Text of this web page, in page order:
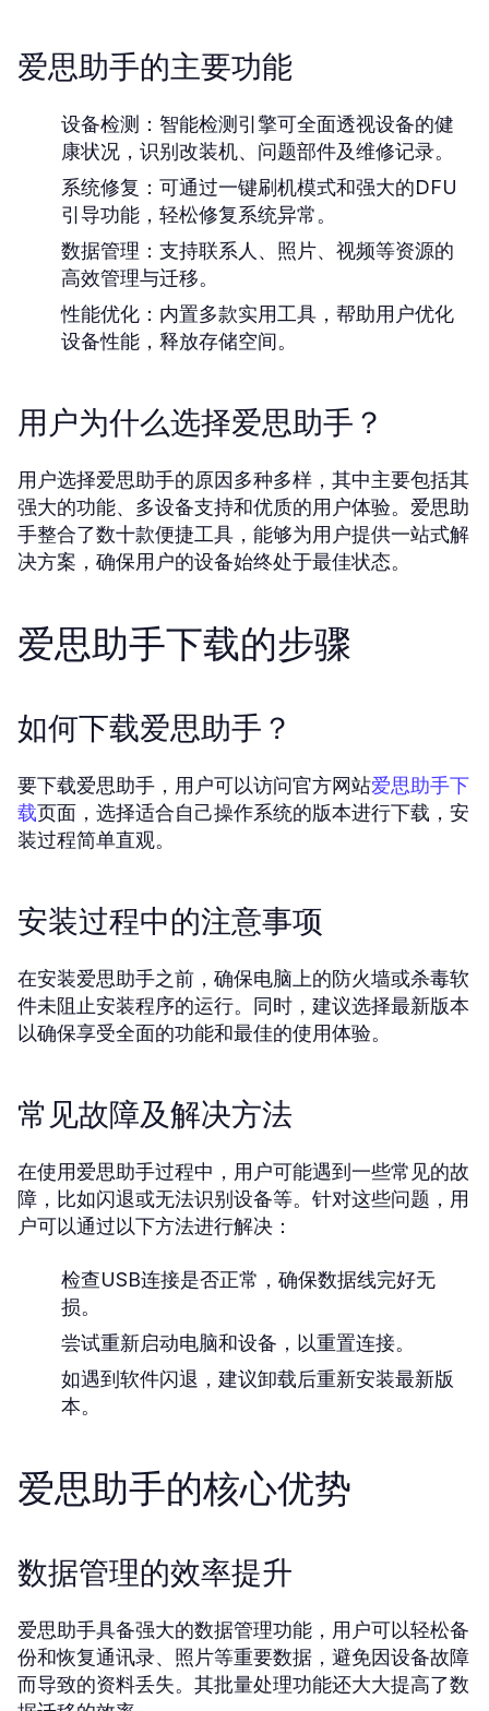
爱思助手的主要功能
设备检测： 智能检测引擎可全面透视设备的健
康状况，识别改装机、问题部件及维修记录。
系统修复： 可通过一键刷机模式和强大的DFU
引导功能，轻松修复系统异常。
数据管理： 支持联系人、照片、视频等资源的
高效管理与迁移。
性能优化： 内置多款实用工具，帮助用户优化
设备性能，释放存储空间。
用户为什么选择爱思助手？
用户选择爱思助手的原因多种多样，其中主要包括其
强大的功能、多设备支持和优质的用户体验。爱思助
手整合了数十款便捷工具，能够为用户提供一站式解
决方案，确保用户的设备始终处于最佳状态。
爱思助手下载的步骤
如何下载爱思助手？
要下载爱思助手，用户可以访问官方网站爱思助手下
载页面，选择适合自己操作系统的版本进行下载，安
装过程简单直观。
安装过程中的注意事项
在安装爱思助手之前，确保电脑上的防火墙或杀毒软
件未阻止安装程序的运行。同时，建议选择最新版本
以确保享受全面的功能和最佳的使用体验。
常见故障及解决方法
在使用爱思助手过程中，用户可能遇到一些常见的故
障，比如闪退或无法识别设备等。针对这些问题，用
户可以通过以下方法进行解决：
检查USB连接是否正常，确保数据线完好无
损。
尝试重新启动电脑和设备，以重置连接。
如遇到软件闪退，建议卸载后重新安装最新版
本。
爱思助手的核心优势
数据管理的效率提升
爱思助手具备强大的数据管理功能，用户可以轻松备
份和恢复通讯录、照片等重要数据，避免因设备故障
而导致的资料丢失。其批量处理功能还大大提高了数